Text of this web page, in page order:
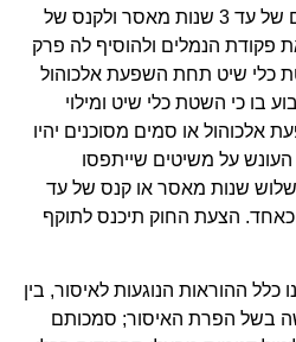
בשכרות יהיו צפויים לעונשים של עד 3 שנות מאסר ולקנס של
את פקודת הנמלים ולהוסיף לה פרק
כלי שיט תחת השפעת אלכוהול
בו כי השטת כלי שיט ומילוי
אלכוהול או סמים מסוכנים יהיו
על משיטים שייתפסו
שנות מאסר או קנס של עד
כאחד. הצעת החוק תיכנס לתוקף
ההוראות הנוגעות לאיסור, בין
בשל הפרת האיסור; סמכותם